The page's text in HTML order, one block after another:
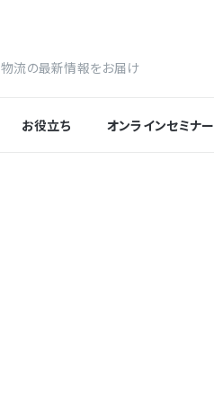
物流の最新情報をお届け
お役立ち オンラインセミナー